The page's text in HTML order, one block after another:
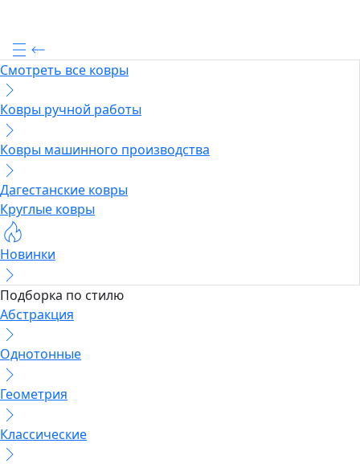
Смотреть все ковры
Ковры ручной работы
Ковры машинного производства
Дагестанские ковры
Круглые ковры
Новинки
Подборка по стилю
Абстракция
Однотонные
Геометрия
Классические